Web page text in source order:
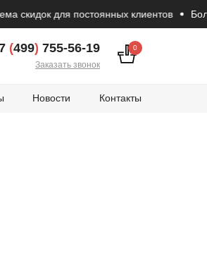
для постоянных клиентов
0
(499) 755-56-19
Заказать звонок
Новости Контакты